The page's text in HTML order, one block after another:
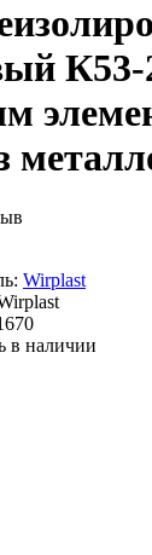
К53-
Wirplast
в наличии